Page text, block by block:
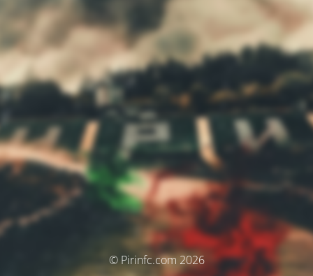
© Pirinfc.com 2026